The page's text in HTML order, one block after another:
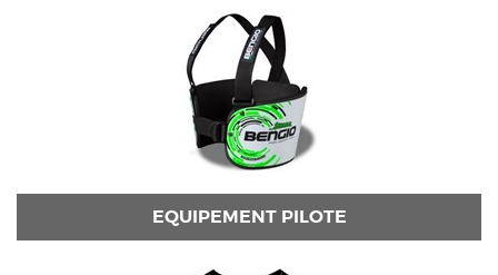
EQUIPEMENT PILOTE